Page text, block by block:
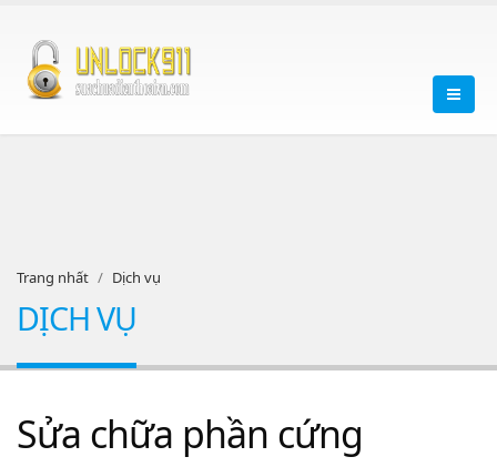
Trang nhất Dịch vụ
DỊCH VỤ
Sửa chữa phần cứng